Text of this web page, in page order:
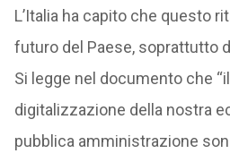
L’Italia ha capito che questo
futuro del Paese, soprattutto
Si legge nel documento che
digitalizzazione della nostra
pubblica amministrazione